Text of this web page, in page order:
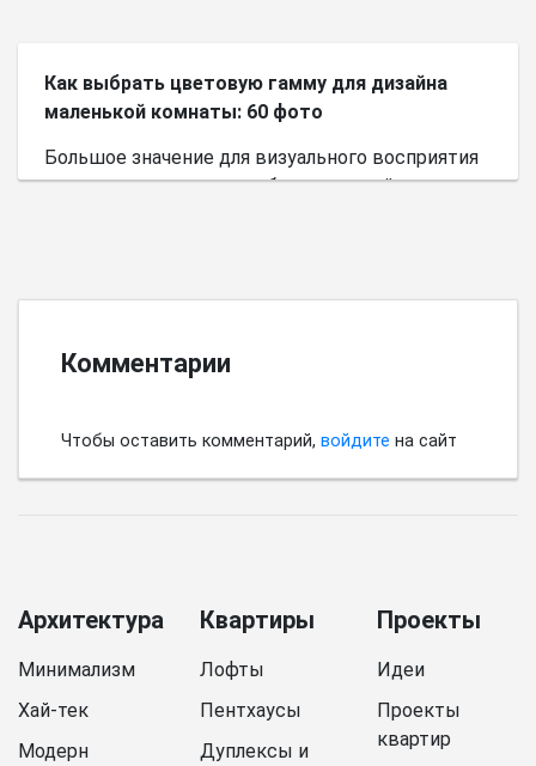
Как выбрать цветовую гамму для дизайна
маленькой комнаты: 60 фото
Большое значение для визуального восприятия
пространства имеет выбор цветовой палитры.
Комментарии
Чтобы оставить комментарий, войдите на сайт
Архитектура
Минимализм
Хай-тек
Модерн
Квартиры
Лофты
Пентхаусы
Дуплексы и
Проекты
Идеи
Проекты
квартир